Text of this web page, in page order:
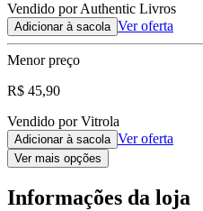
Vendido por Authentic Livros
Adicionar à sacola Ver oferta
Menor preço
R$ 45,90
Vendido por Vitrola
Adicionar à sacola Ver oferta
Ver mais opções
Informações da loja